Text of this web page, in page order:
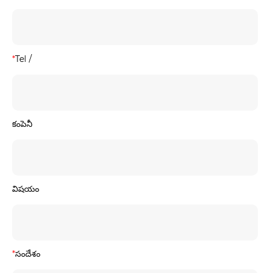
*Tel /
కంపెనీ
విషయం
*సందేశం